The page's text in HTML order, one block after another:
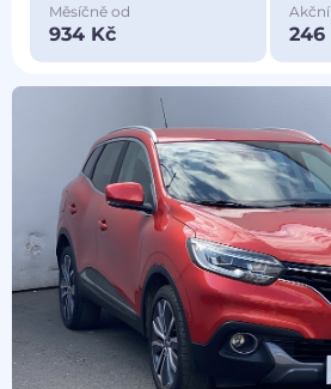
Měsíčně od
934 Kč 246